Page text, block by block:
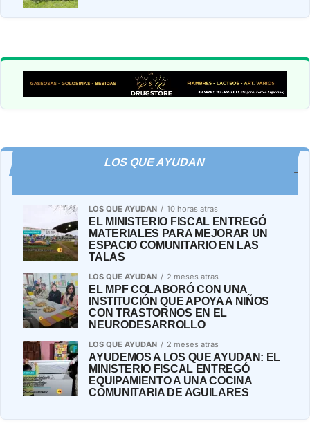
LOS QUE AYUDAN
LOS QUE AYUDAN 10 horas atras
EL MINISTERIO FISCAL ENTREGÓ
MATERIALES PARA MEJORAR UN
ESPACIO COMUNITARIO EN LAS
TALAS
LOS QUE AYUDAN 2 meses atras
EL MPF COLABORÓ CON UNA
INSTITUCIÓN QUE APOYA A NIÑOS
CON TRASTORNOS EN EL
NEURODESARROLLO
LOS QUE AYUDAN 2 meses atras
AYUDEMOS A LOS QUE AYUDAN: EL
MINISTERIO FISCAL ENTREGÓ
EQUIPAMIENTO A UNA COCINA
COMUNITARIA DE AGUILARES